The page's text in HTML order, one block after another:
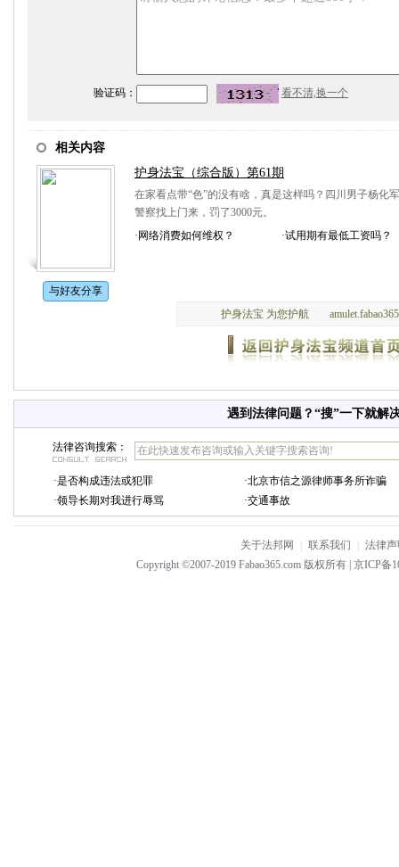
验证码： 看不清,换一个
相关内容
与好友分享
护身法宝（综合版）第61期
在家看点带“色”的没有啥，真是这样吗？四川男子杨化
警察找上门来，罚了3000元。
· 网络消费如何维权？ ·试用期有最低工资吗？
护身法宝 为您护航
遇到法律问题？“搜”一下就解
法律咨询搜索：
·是否构成违法或犯罪 ·北京市信之源律师事务所诈骗
·领导长期对我进行辱骂 ·交通事故
关于法邦网 联系我们
法律
Copyright ©2007-2019 Fabao365.com 版权所有 | 京ICP备